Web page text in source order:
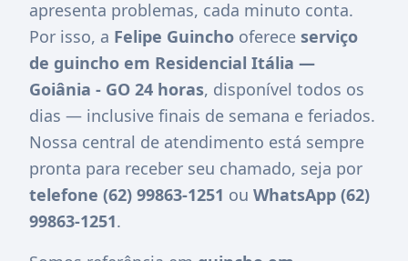
apresenta problemas, cada minuto conta.
Por isso, a Felipe Guincho oferece serviço
de guincho em Residencial Itália —
Goiânia - GO 24 horas, disponível todos os
dias — inclusive finais de semana e feriados.
Nossa central de atendimento está sempre
pronta para receber seu chamado, seja por
telefone (62) 99863-1251 ou WhatsApp (62)
99863-1251.